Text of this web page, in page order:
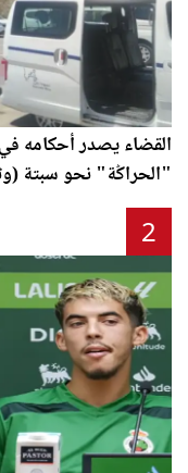
القضاء يصدر أحكامه
"الحراݣة" نحو سبتة
2